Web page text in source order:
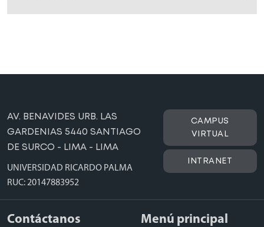
AV. BENAVIDES URB. LAS
GARDENIAS 5440 SANTIAGO
DE SURCO - LIMA - LIMA
UNIVERSIDAD RICARDO PALMA
RUC: 20147883952
CAMPUS
VIRTUAL
INTRANET
Contáctanos Menú principal